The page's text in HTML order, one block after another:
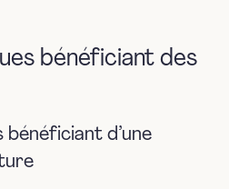
bénéficiant des
bénéficiant d’une